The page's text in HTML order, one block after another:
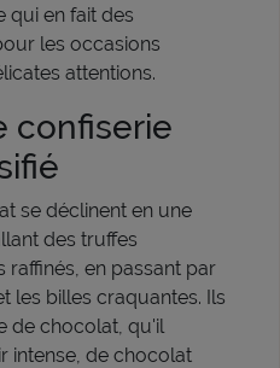
qui en fait des
les occasions
attentions.
confiserie
se déclinent en une
des truffes
en passant par
les billes craquantes. Ils
de chocolat, qu'il
intense, de chocolat